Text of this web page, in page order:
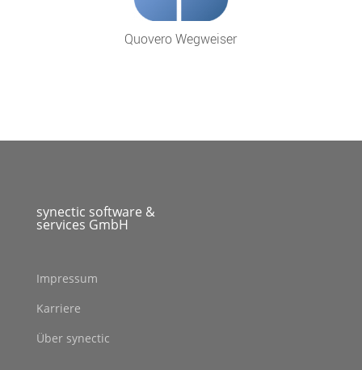
Quovero Wegweiser
synectic software &
services GmbH
Impressum
Karriere
Über synectic